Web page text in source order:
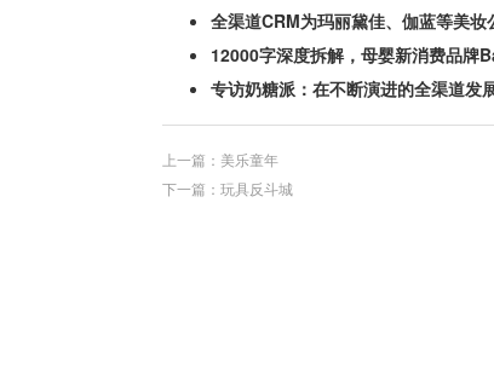
全渠道CRM为玛丽黛佳、伽蓝等美妆
12000字深度拆解，母婴新消费品牌
专访奶糖派：在不断演进的全渠道发
上一篇：美乐童年
下一篇：玩具反斗城